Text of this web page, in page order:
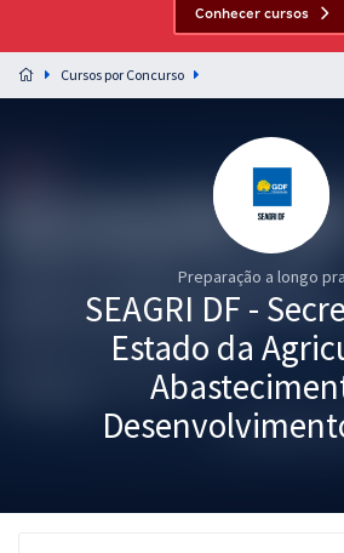
Preparação completa e intensiva para as principais
residências em saúde do Brasil
Graduação
Questões grátis
Conhecer cursos
Cursos por Concurso
Preparação a longo
SEAGRI DF -
Estado da